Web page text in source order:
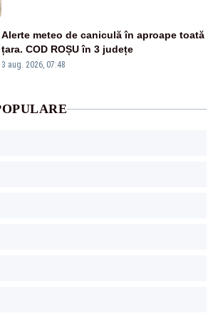
Alerte meteo de caniculă în aproape toată
țara. COD ROȘU în 3 județe
3 aug. 2026, 07:48